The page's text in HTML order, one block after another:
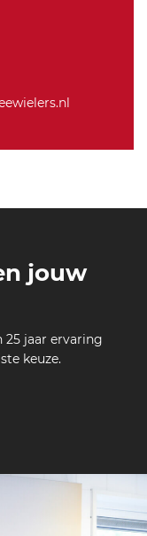
jouw
25 jaar ervaring
keuze.